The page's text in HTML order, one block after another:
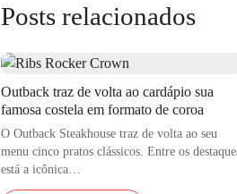
Spaguetti ao Creme de
Uma dica rápida é preparar
um pouco da água da
Posts relacionados
Outback traz de volta ao cardápio sua
famosa costela em formato de coroa
O Outback Steakhouse traz de volta ao seu
menu cinco pratos clássicos. Entre os
está a icônica…